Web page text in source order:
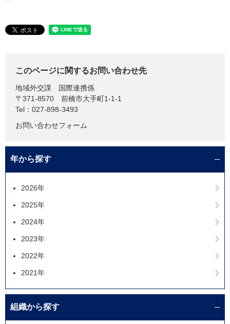
このページに関するお問い合わせ先
地域外交課
国際連携係
〒371-8570
前橋市大手町1-1-1
Tel：027-898-3493
お問い合わせフォーム
年から探す
2026年
2025年
2024年
2023年
2022年
2021年
組織から探す